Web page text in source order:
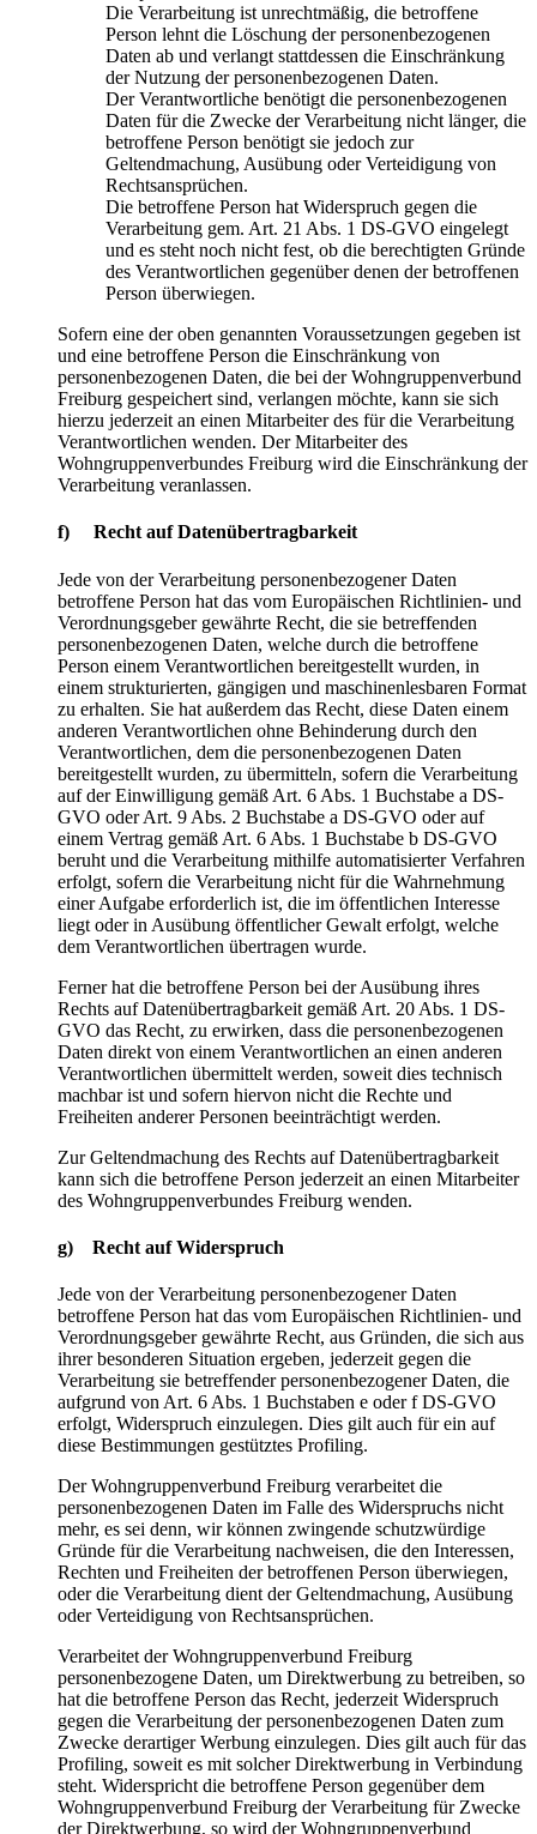
Die Verarbeitung ist unrechtmäßig, die betroffene
Person lehnt die Löschung der personenbezogenen
Daten ab und verlangt stattdessen die Einschränkung
der Nutzung der personenbezogenen Daten.
Der Verantwortliche benötigt die personenbezogenen
Daten für die Zwecke der Verarbeitung nicht länger, die
betroffene Person benötigt sie jedoch zur
Geltendmachung, Ausübung oder Verteidigung von
Rechtsansprüchen.
Die betroffene Person hat Widerspruch gegen die
Verarbeitung gem. Art. 21 Abs. 1 DS-GVO eingelegt
und es steht noch nicht fest, ob die berechtigten Gründe
des Verantwortlichen gegenüber denen der betroffenen
Person überwiegen.
Sofern eine der oben genannten Voraussetzungen gegeben ist
und eine betroffene Person die Einschränkung von
personenbezogenen Daten, die bei der Wohngruppenverbund
Freiburg gespeichert sind, verlangen möchte, kann sie sich
hierzu jederzeit an einen Mitarbeiter des für die Verarbeitung
Verantwortlichen wenden. Der Mitarbeiter des
Wohngruppenverbundes Freiburg wird die Einschränkung der
Verarbeitung veranlassen.
f) Recht auf Datenübertragbarkeit
Jede von der Verarbeitung personenbezogener Daten
betroffene Person hat das vom Europäischen Richtlinien- und
Verordnungsgeber gewährte Recht, die sie betreffenden
personenbezogenen Daten, welche durch die betroffene
Person einem Verantwortlichen bereitgestellt wurden, in
einem strukturierten, gängigen und maschinenlesbaren Format
zu erhalten. Sie hat außerdem das Recht, diese Daten einem
anderen Verantwortlichen ohne Behinderung durch den
Verantwortlichen, dem die personenbezogenen Daten
bereitgestellt wurden, zu übermitteln, sofern die Verarbeitung
auf der Einwilligung gemäß Art. 6 Abs. 1 Buchstabe a DS-
GVO oder Art. 9 Abs. 2 Buchstabe a DS-GVO oder auf
einem Vertrag gemäß Art. 6 Abs. 1 Buchstabe b DS-GVO
beruht und die Verarbeitung mithilfe automatisierter Verfahren
erfolgt, sofern die Verarbeitung nicht für die Wahrnehmung
einer Aufgabe erforderlich ist, die im öffentlichen Interesse
liegt oder in Ausübung öffentlicher Gewalt erfolgt, welche
dem Verantwortlichen übertragen wurde.
Ferner hat die betroffene Person bei der Ausübung ihres
Rechts auf Datenübertragbarkeit gemäß Art. 20 Abs. 1 DS-
GVO das Recht, zu erwirken, dass die personenbezogenen
Daten direkt von einem Verantwortlichen an einen anderen
Verantwortlichen übermittelt werden, soweit dies technisch
machbar ist und sofern hiervon nicht die Rechte und
Freiheiten anderer Personen beeinträchtigt werden.
Zur Geltendmachung des Rechts auf Datenübertragbarkeit
kann sich die betroffene Person jederzeit an einen Mitarbeiter
des Wohngruppenverbundes Freiburg wenden.
g) Recht auf Widerspruch
Jede von der Verarbeitung personenbezogener Daten
betroffene Person hat das vom Europäischen Richtlinien- und
Verordnungsgeber gewährte Recht, aus Gründen, die sich aus
ihrer besonderen Situation ergeben, jederzeit gegen die
Verarbeitung sie betreffender personenbezogener Daten, die
aufgrund von Art. 6 Abs. 1 Buchstaben e oder f DS-GVO
erfolgt, Widerspruch einzulegen. Dies gilt auch für ein auf
diese Bestimmungen gestütztes Profiling.
Der Wohngruppenverbund Freiburg verarbeitet die
personenbezogenen Daten im Falle des Widerspruchs nicht
mehr, es sei denn, wir können zwingende schutzwürdige
Gründe für die Verarbeitung nachweisen, die den Interessen,
Rechten und Freiheiten der betroffenen Person überwiegen,
oder die Verarbeitung dient der Geltendmachung, Ausübung
oder Verteidigung von Rechtsansprüchen.
Verarbeitet der Wohngruppenverbund Freiburg
personenbezogene Daten, um Direktwerbung zu betreiben, so
hat die betroffene Person das Recht, jederzeit Widerspruch
gegen die Verarbeitung der personenbezogenen Daten zum
Zwecke derartiger Werbung einzulegen. Dies gilt auch für das
Profiling, soweit es mit solcher Direktwerbung in Verbindung
steht. Widerspricht die betroffene Person gegenüber dem
Wohngruppenverbund Freiburg der Verarbeitung für Zwecke
der Direktwerbung, so wird der Wohngruppenverbund